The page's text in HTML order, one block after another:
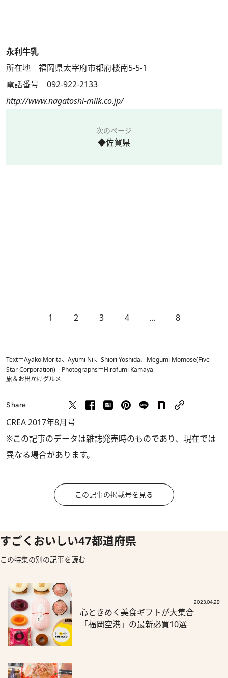
永利牛乳
所在地 福岡県太宰府市都府楼南5-5-1
電話番号 092-922-2133
http://www.nagatoshi-milk.co.jp/
次のページ
◆佐賀県
1 2 3 4 ... 8
Text＝Ayako Morita、Ayumi Nii、Shiori Yoshida、Megumi Momose(Five
Star Corporation) Photographs＝Hirofumi Kamaya
旅＆お出かけグルメ
Share
CREA 2017年8月号
※この記事のデータは雑誌発売時のものであり、現在では
異なる場合があります。
この記事の掲載号を見る
すごくおいしい47都道府県
この特集の別の記事を読む
2023.04.29
心ときめく美食ギフトが大集合
「福岡空港」の最新必買10選